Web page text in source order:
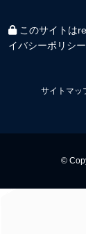
このサイトは
イバシーポリシー
サイトマッ
©